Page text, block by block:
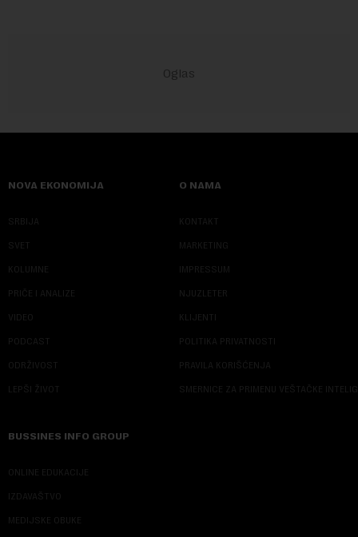
NOVA EKONOMIJA
SRBIJA
SVET
KOLUMNE
PRIČE I ANALIZE
VIDEO
PODCAST
ODRŽIVOST
LEPŠI ŽIVOT
O NAMA
KONTAKT
MARKETING
IMPRESSUM
NJUZLETER
KLIJENTI
POLITIKA PRIVATNOSTI
PRAVILA KORIŠĆENJA
SMERNICE ZA PRIMENU VEŠTAČKE
BUSSINES INFO GROUP
ONLINE EDUKACIJE
IZDAVAŠTVO
MEDIJSKE OBUKE